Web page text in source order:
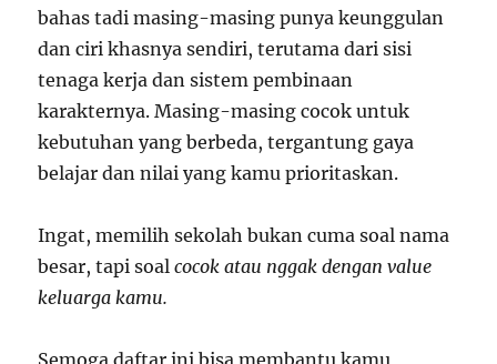
bahas tadi masing-masing punya keunggulan
dan ciri khasnya sendiri, terutama dari sisi
tenaga kerja dan sistem pembinaan
karakternya. Masing-masing cocok untuk
kebutuhan yang berbeda, tergantung gaya
belajar dan nilai yang kamu prioritaskan.
Ingat, memilih sekolah bukan cuma soal nama
besar, tapi soalcocok atau nggak dengan value
keluarga kamu.